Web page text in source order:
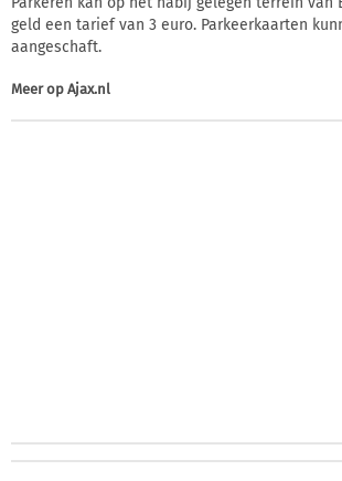
geld een tarief van 3 euro. Parkeerkaarten
aangeschaft.
Meer op Ajax.nl